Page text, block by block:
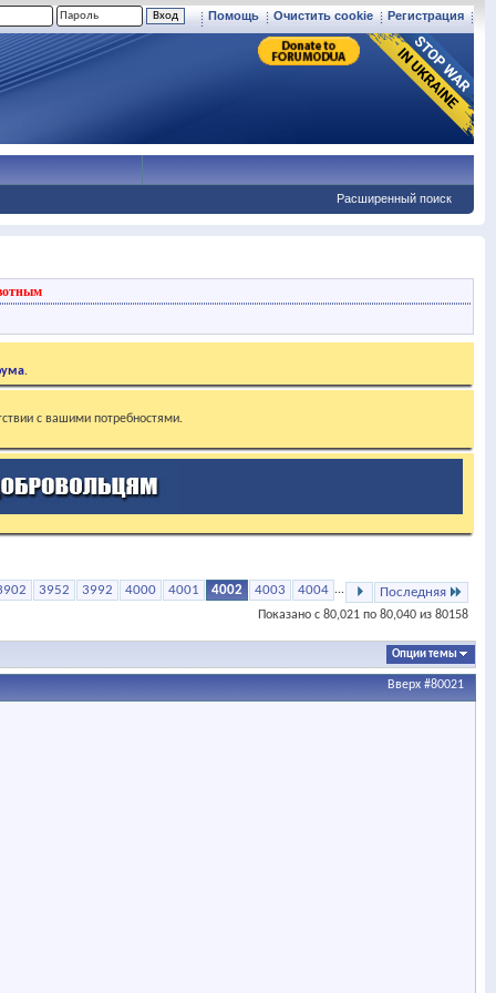
Регистрация
Очистить cookie
Помощь
Расширенный поиск
.
с вашими потребностями.
3952 3992 4000 4001 4002 4003 4004 ... Последняя
Показано с 80,021 по 80,040 из 80158
Опции темы
Вверх #80021